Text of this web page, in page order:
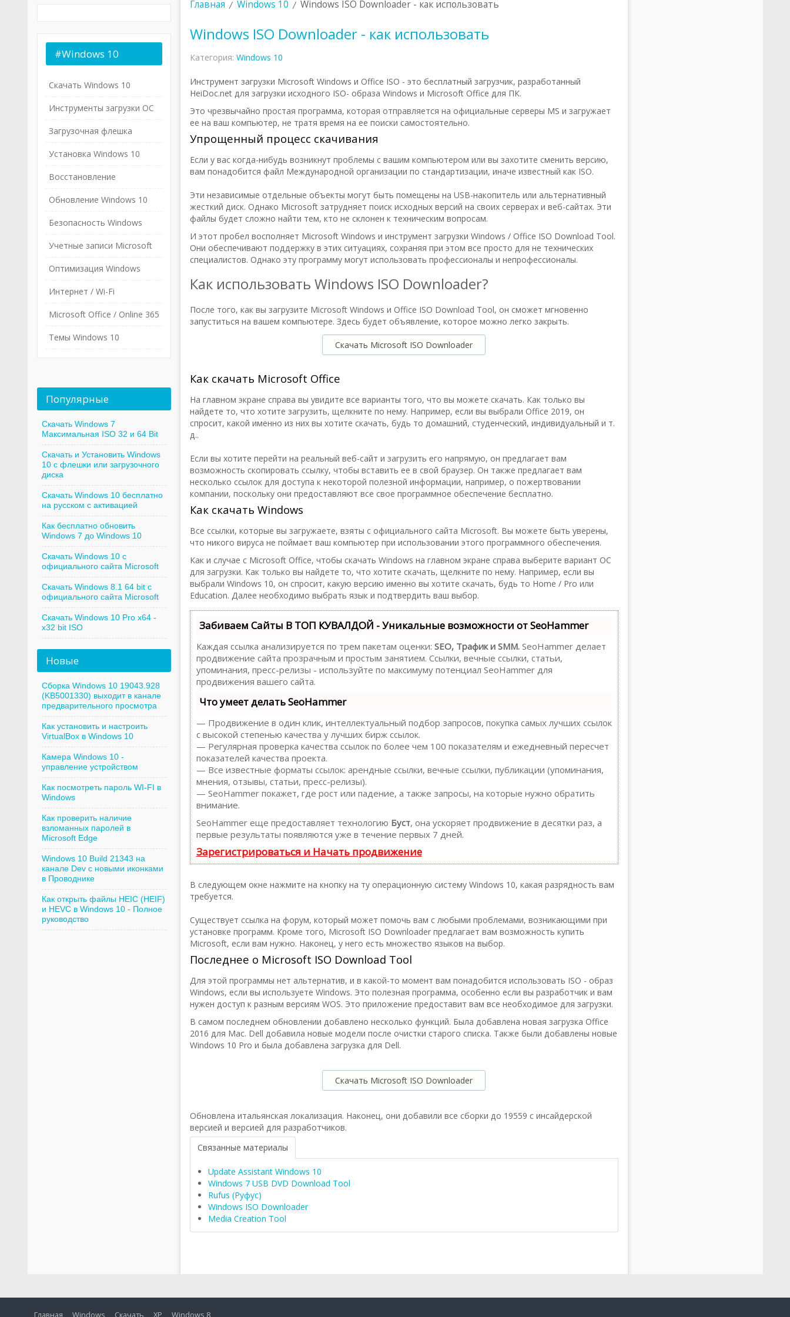
Главная Windows 10 Windows ISO Downloader - как использовать
Windows ISO Downloader - как использовать
Категория: Windows 10
Инструмент загрузки Microsoft Windows и Office ISO - это бесплатный загрузчик, разработанный
HeiDoc.net для загрузки исходного ISO- образа Windows и Microsoft Office для ПК.
Это чрезвычайно простая программа, которая отправляется на официальные серверы MS и загружает
ее на ваш компьютер, не тратя время на ее поиски самостоятельно.
Упрощенный процесс скачивания
Если у вас когда-нибудь возникнут проблемы с вашим компьютером или вы захотите сменить версию,
вам понадобится файл Международной организации по стандартизации, иначе известный как ISO.
Эти независимые отдельные объекты могут быть помещены на USB-накопитель или альтернативный
жесткий диск. Однако Microsoft затрудняет поиск исходных версий на своих серверах и веб-сайтах. Эти
файлы будет сложно найти тем, кто не склонен к техническим вопросам.
И этот пробел восполняет Microsoft Windows и инструмент загрузки Windows / Office ISO Download Tool.
Они обеспечивают поддержку в этих ситуациях, сохраняя при этом все просто для не технических
специалистов. Однако эту программу могут использовать профессионалы и непрофессионалы.
Как использовать Windows ISO Downloader?
После того, как вы загрузите Microsoft Windows и Office ISO Download Tool, он сможет мгновенно
запуститься на вашем компьютере. Здесь будет объявление, которое можно легко закрыть.
Скачать Microsoft ISO Downloader
Как скачать Microsoft Office
На главном экране справа вы увидите все варианты того, что вы можете скачать. Как только вы
найдете то, что хотите загрузить, щелкните по нему. Например, если вы выбрали Office 2019, он
спросит, какой именно из них вы хотите скачать, будь то домашний, студенческий, индивидуальный и т.
д..
Если вы хотите перейти на реальный веб-сайт и загрузить его напрямую, он предлагает вам
возможность скопировать ссылку, чтобы вставить ее в свой браузер. Он также предлагает вам
несколько ссылок для доступа к некоторой полезной информации, например, о пожертвовании
компании, поскольку они предоставляют все свое программное обеспечение бесплатно.
Как скачать Windows
Все ссылки, которые вы загружаете, взяты с официального сайта Microsoft. Вы можете быть уверены,
что никого вируса не поймает ваш компьютер при использовании этого программного обеспечения.
Как и случае с Microsoft Office, чтобы скачать Windows на главном экране справа выберите вариант ОС
для загрузки. Как только вы найдете то, что хотите скачать, щелкните по нему. Например, если вы
выбрали Windows 10, он спросит, какую версию именно вы хотите скачать, будь то Home / Pro или
Education. Далее необходимо выбрать язык и подтвердить ваш выбор.
Забиваем Сайты В ТОП КУВАЛДОЙ - Уникальные возможности от SeoHammer
Каждая ссылка анализируется по трем пакетам оценки: SEO, Трафик и SMM.SeoHammer делает
продвижение сайта прозрачным и простым занятием. Ссылки, вечные ссылки, статьи,
упоминания, пресс-релизы - используйте по максимуму потенциал SeoHammer для
продвижения вашего сайта.
Что умеет делать SeoHammer
— Продвижение в один клик, интеллектуальный подбор запросов, покупка самых лучших ссылок
с высокой степенью качества у лучших бирж ссылок.
— Регулярная проверка качества ссылок по более чем 100 показателям и ежедневный пересчет
показателей качества проекта.
— Все известные форматы ссылок: арендные ссылки, вечные ссылки, публикации (упоминания,
мнения, отзывы, статьи, пресс-релизы).
— SeoHammer покажет, где рост или падение, а также запросы, на которые нужно обратить
внимание.
SeoHammer еще предоставляет технологию Буст, она ускоряет продвижение в десятки раз, а
первые результаты появляются уже в течение первых 7 дней.
Зарегистрироваться и Начать продвижение
В следующем окне нажмите на кнопку на ту операционную систему Windows 10, какая разрядность вам
требуется.
Существует ссылка на форум, который может помочь вам с любыми проблемами, возникающими при
установке программ. Кроме того, Microsoft ISO Downloader предлагает вам возможность купить
Microsoft, если вам нужно. Наконец, у него есть множество языков на выбор.
Последнее о Microsoft ISO Download Tool
Для этой программы нет альтернатив, и в какой-то момент вам понадобится использовать ISO - образ
Windows, если вы используете Windows. Это полезная программа, особенно если вы разработчик и вам
нужен доступ к разным версиям WOS. Это приложение предоставит вам все необходимое для загрузки.
В самом последнем обновлении добавлено несколько функций. Была добавлена ​​новая загрузка Office
2016 для Mac. Dell добавила новые модели после очистки старого списка. Также были добавлены новые
Windows 10 Pro и была добавлена загрузка ​​для Dell.
Скачать Microsoft ISO Downloader
Обновлена ​​итальянская локализация. Наконец, они добавили все сборки до 19559 с инсайдерской
версией и версией для разработчиков.
Связанные материалы
Update Assistant Windows 10
Windows 7 USB DVD Download Tool
Rufus (Руфус)
Windows ISO Downloader
Media Creation Tool
#Windows 10
Скачать Windows 10
Инструменты загрузки ОС
Загрузочная флешка
Установка Windows 10
Восстановление
Обновление Windows 10
Безопасность Windows
Учетные записи Microsoft
Оптимизация Windows
Интернет / Wi-Fi
Microsoft Office / Online 365
Темы Windows 10
Популярные
Скачать Windows 7
Максимальная ISO 32 и 64 Bit
Скачать и Установить Windows
10 с флешки или загрузочного
диска
Скачать Windows 10 бесплатно
на русском с активацией
Как бесплатно обновить
Windows 7 до Windows 10
Скачать Windows 10 с
официального сайта Microsoft
Скачать Windows 8.1 64 bit с
официального сайта Microsoft
Скачать Windows 10 Pro x64 -
x32 bit ISO
Новые
Сборка Windows 10 19043.928
(KB5001330) выходит в канале
предварительного просмотра
Как установить и настроить
VirtualBox в Windows 10
Камера Windows 10 -
управление устройством
Как посмотреть пароль WI-FI в
Windows
Как проверить наличие
взломанных паролей в
Microsoft Edge
Windows 10 Build 21343 на
канале Dev с новыми иконками
в Проводнике
Как открыть файлы HEIC (HEIF)
и HEVC в Windows 10 - Полное
руководство
Главная Windows Скачать XP Windows 8